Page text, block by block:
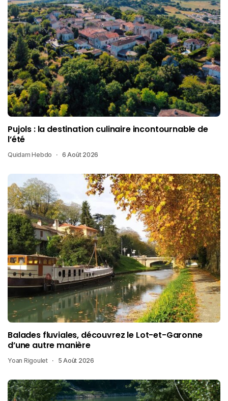
Pujols : la destination culinaire incontournable de
l’été
Quidam Hebdo 6 Août 2026
Balades fluviales, découvrez le Lot-et-Garonne
d’une autre manière
Yoan Rigoulet 5 Août 2026